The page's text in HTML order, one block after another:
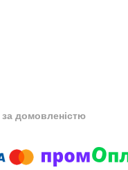
за домовленістю